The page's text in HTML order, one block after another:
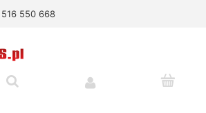
550 668